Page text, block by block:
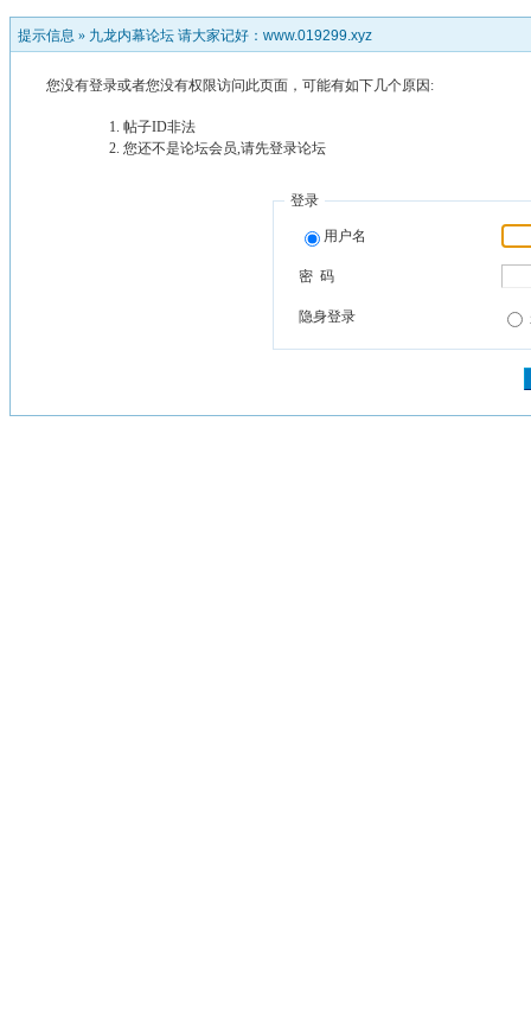
提示信息 » 九龙内幕论坛 请大家记好：www.019299.xyz
您没有登录或者您没有权限访问此页面，可能有如下几个原因:
帖子ID非法
您还不是论坛会员,请先登录论坛
登录
用户名
密 码
隐身登录